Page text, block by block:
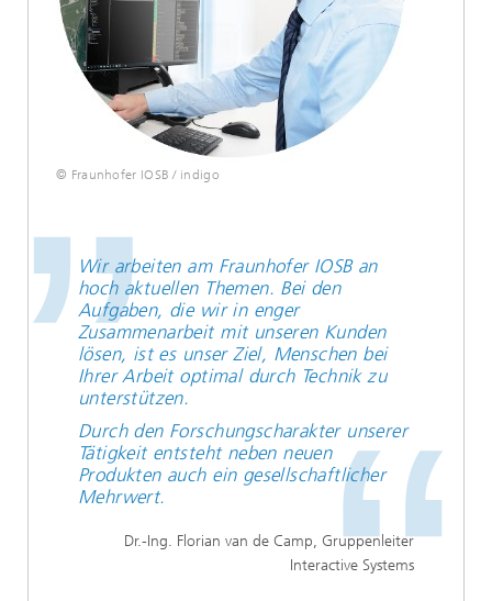
© Fraunhofer IOSB / indigo
Wir arbeiten am Fraunhofer IOSB an
hoch aktuellen Themen. Bei den
Aufgaben, die wir in enger
Zusammenarbeit mit unseren Kunden
lösen, ist es unser Ziel, Menschen bei
Ihrer Arbeit optimal durch Technik zu
unterstützen.
Durch den Forschungscharakter unserer
Tätigkeit entsteht neben neuen
Produkten auch ein gesellschaftlicher
Mehrwert.
Dr.-Ing. Florian van de Camp, Gruppenleiter
Interactive Systems